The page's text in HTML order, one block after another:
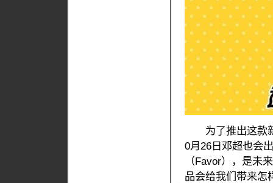
为了推出这款新
0月26日邓超也会
（Favor），是未
品会给我们带来怎